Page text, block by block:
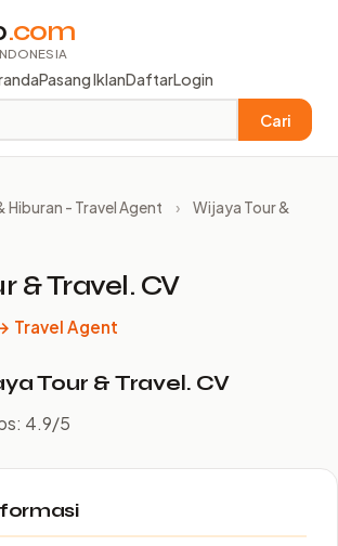
.com
Pasang IklanDaftarLogin
Cari
Hiburan - Travel Agent ›
Wijaya Tour &
& Travel. CV
Travel Agent
Tour & Travel. CV
4.9/5